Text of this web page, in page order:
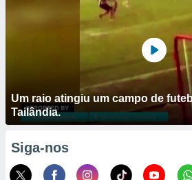
Um raio atingiu um campo de
Tailândia.
Siga-nos